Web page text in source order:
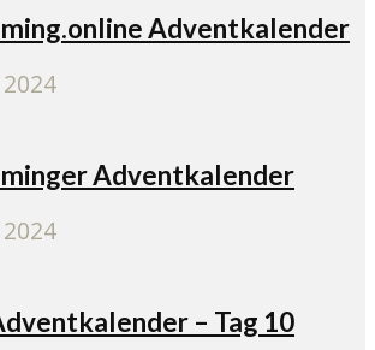
Adventkalender
Adventkalender
– Tag 10